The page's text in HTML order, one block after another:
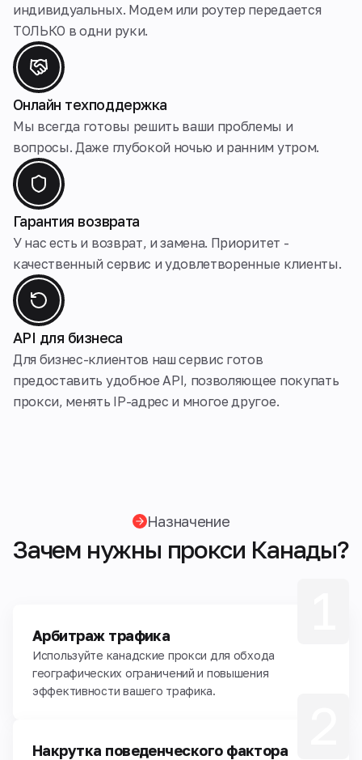
индивидуальных. Модем или роутер передается
ТОЛЬКО в одни руки.
Онлайн техподдержка
Мы всегда готовы решить ваши проблемы и
вопросы. Даже глубокой ночью и ранним утром.
Гарантия возврата
У нас есть и возврат, и замена. Приоритет -
качественный сервис и удовлетворенные клиенты.
API для бизнеса
Для бизнес-клиентов наш сервис готов
предоставить удобное API, позволяющее покупать
прокси, менять IP-адрес и многое другое.
Назначение
Зачем нужны прокси Канады?
Арбитраж трафика
Используйте канадские прокси для обхода
географических ограничений и повышения
эффективности вашего трафика.
Накрутка поведенческого фактора